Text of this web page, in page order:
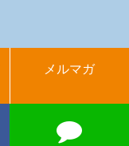
メルマガ